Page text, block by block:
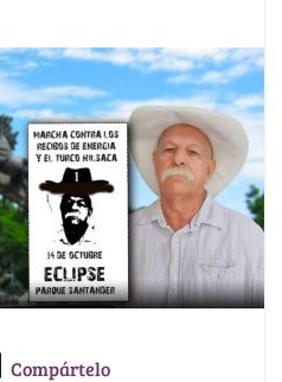
TCompártelo